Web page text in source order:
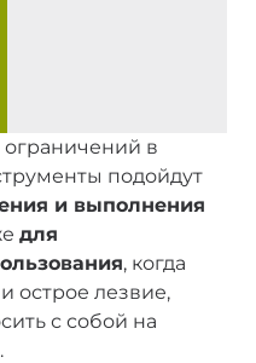
ограничений в
подойдут
и выполнения
для
, когда
острое лезвие,
с собой на